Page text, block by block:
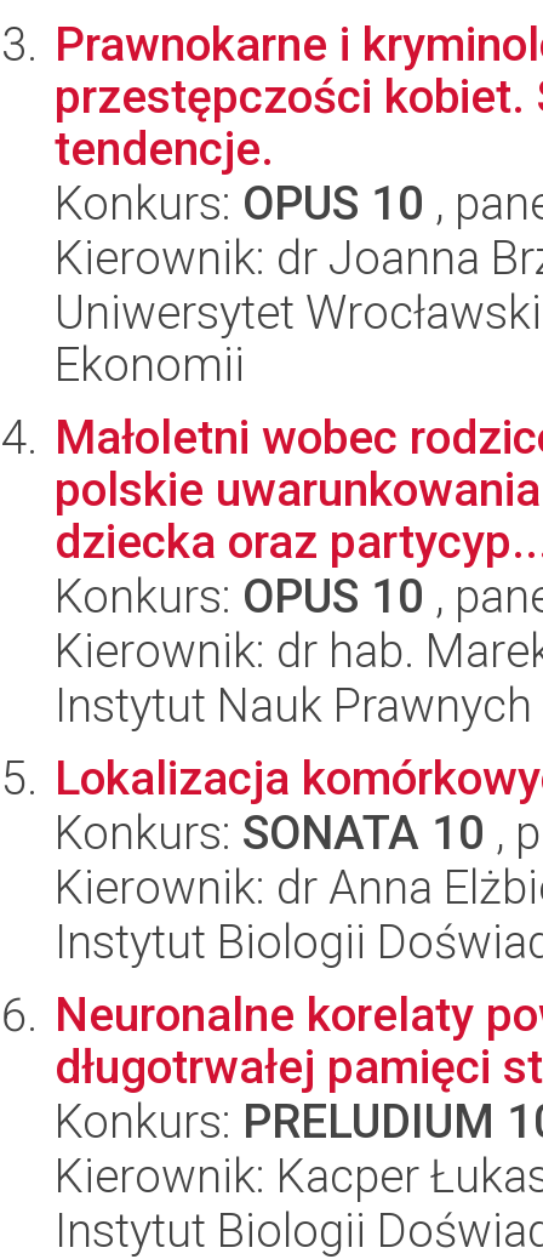
Prawnokarne i
przestępczości
tendencje.
Konkurs: OPUS 10 ,
Kierownik: dr Joanna
Uniwersytet
Ekonomii
Małoletni wobec
polskie
dziecka oraz
Konkurs: OPUS 10 ,
Kierownik: dr hab.
Instytut Nauk Prawnych
Lokalizacja
Konkurs: SONATA 10 ,
Kierownik: dr Anna
Instytut Biologii
Neuronalne korelaty
długotrwałej pamięci
Konkurs: PRELUDIUM
Kierownik: Kacper
Instytut Biologii